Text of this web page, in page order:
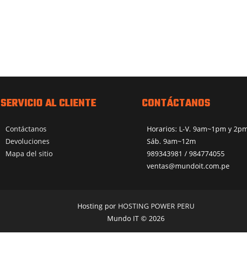
SERVICIO AL CLIENTE
Contáctanos
Devoluciones
Mapa del sitio
CONTÁCTANOS
Horarios: L-V. 9am~1pm y
Sáb. 9am~12m
989343981 / 984774055
ventas@mundoit.com.pe
Hosting por HOSTING POWER PERU
Mundo IT © 2026